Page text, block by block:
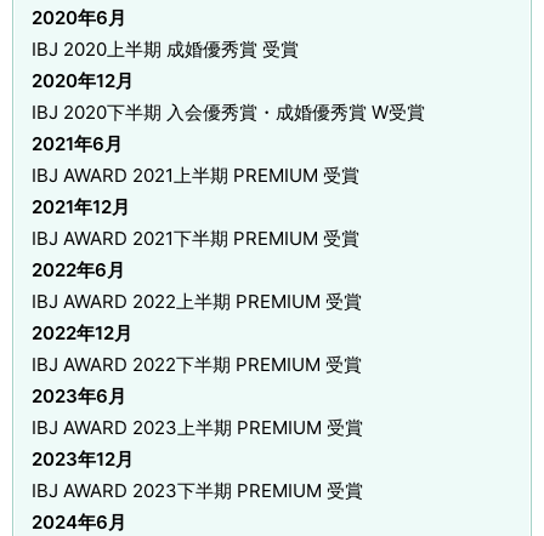
2020年6月
IBJ 2020上半期 成婚優秀賞 受賞
2020年12月
IBJ 2020下半期 入会優秀賞・成婚優秀賞 W受賞
2021年6月
IBJ AWARD 2021上半期 PREMIUM 受賞
2021年12月
IBJ AWARD 2021下半期 PREMIUM 受賞
2022年6月
IBJ AWARD 2022上半期 PREMIUM 受賞
2022年12月
IBJ AWARD 2022下半期 PREMIUM 受賞
2023年6月
IBJ AWARD 2023上半期 PREMIUM 受賞
2023年12月
IBJ AWARD 2023下半期 PREMIUM 受賞
2024年6月